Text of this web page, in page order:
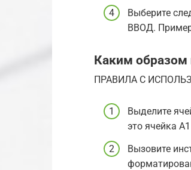
Выберите
ВВОД.
Каким образом
ПРАВИЛА С
Выделите
это ячейка
Вызовите